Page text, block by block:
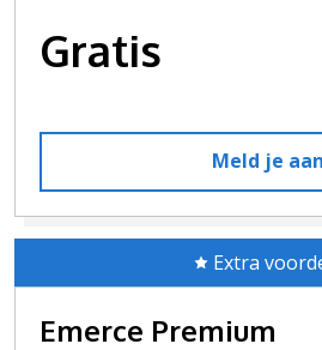
Gratis
Meld je aan
Extra
Emerce Premium